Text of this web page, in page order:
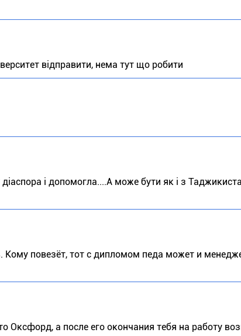
відправити, нема тут що робити
і допомогла....А може бути як і з
повезёт, тот с дипломом педа может и
Оксфорд, а после его окончания тебя на работу